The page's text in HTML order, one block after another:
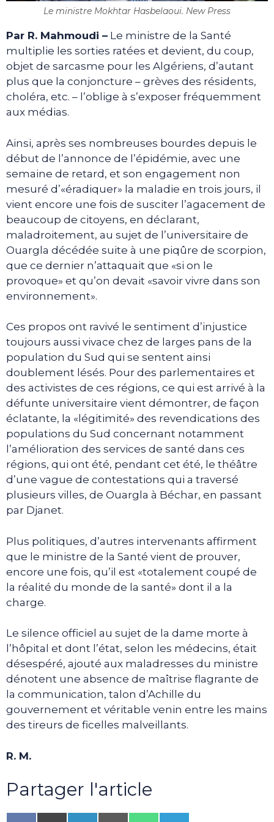
Le ministre Mokhtar Hasbelaoui. New Press
Par R. Mahmoudi – Le ministre de la Santé
multiplie les sorties ratées et devient, du coup,
objet de sarcasme pour les Algériens, d’autant
plus que la conjoncture – grèves des résidents,
choléra, etc. – l’oblige à s’exposer fréquemment
aux médias.
Ainsi, après ses nombreuses bourdes depuis le
début de l’annonce de l’épidémie, avec une
semaine de retard, et son engagement non
mesuré d’«éradiquer» la maladie en trois jours, il
vient encore une fois de susciter l’agacement de
beaucoup de citoyens, en déclarant,
maladroitement, au sujet de l’universitaire de
Ouargla décédée suite à une piqûre de scorpion,
que ce dernier n’attaquait que «si on le
provoque» et qu’on devait «savoir vivre dans son
environnement».
Ces propos ont ravivé le sentiment d’injustice
toujours aussi vivace chez de larges pans de la
population du Sud qui se sentent ainsi
doublement lésés. Pour des parlementaires et
des activistes de ces régions, ce qui est arrivé à la
défunte universitaire vient démontrer, de façon
éclatante, la «légitimité» des revendications des
populations du Sud concernant notamment
l’amélioration des services de santé dans ces
régions, qui ont été, pendant cet été, le théâtre
d’une vague de contestations qui a traversé
plusieurs villes, de Ouargla à Béchar, en passant
par Djanet.
Plus politiques, d’autres intervenants affirment
que le ministre de la Santé vient de prouver,
encore une fois, qu’il est «totalement coupé de
la réalité du monde de la santé» dont il a la
charge.
Le silence officiel au sujet de la dame morte à
l’hôpital et dont l’état, selon les médecins, était
désespéré, ajouté aux maladresses du ministre
dénotent une absence de maîtrise flagrante de
la communication, talon d’Achille du
gouvernement et véritable venin entre les mains
des tireurs de ficelles malveillants.
R. M.
Partager l'article